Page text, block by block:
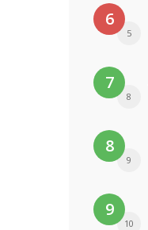
6
5
7
8
8
9
9
10